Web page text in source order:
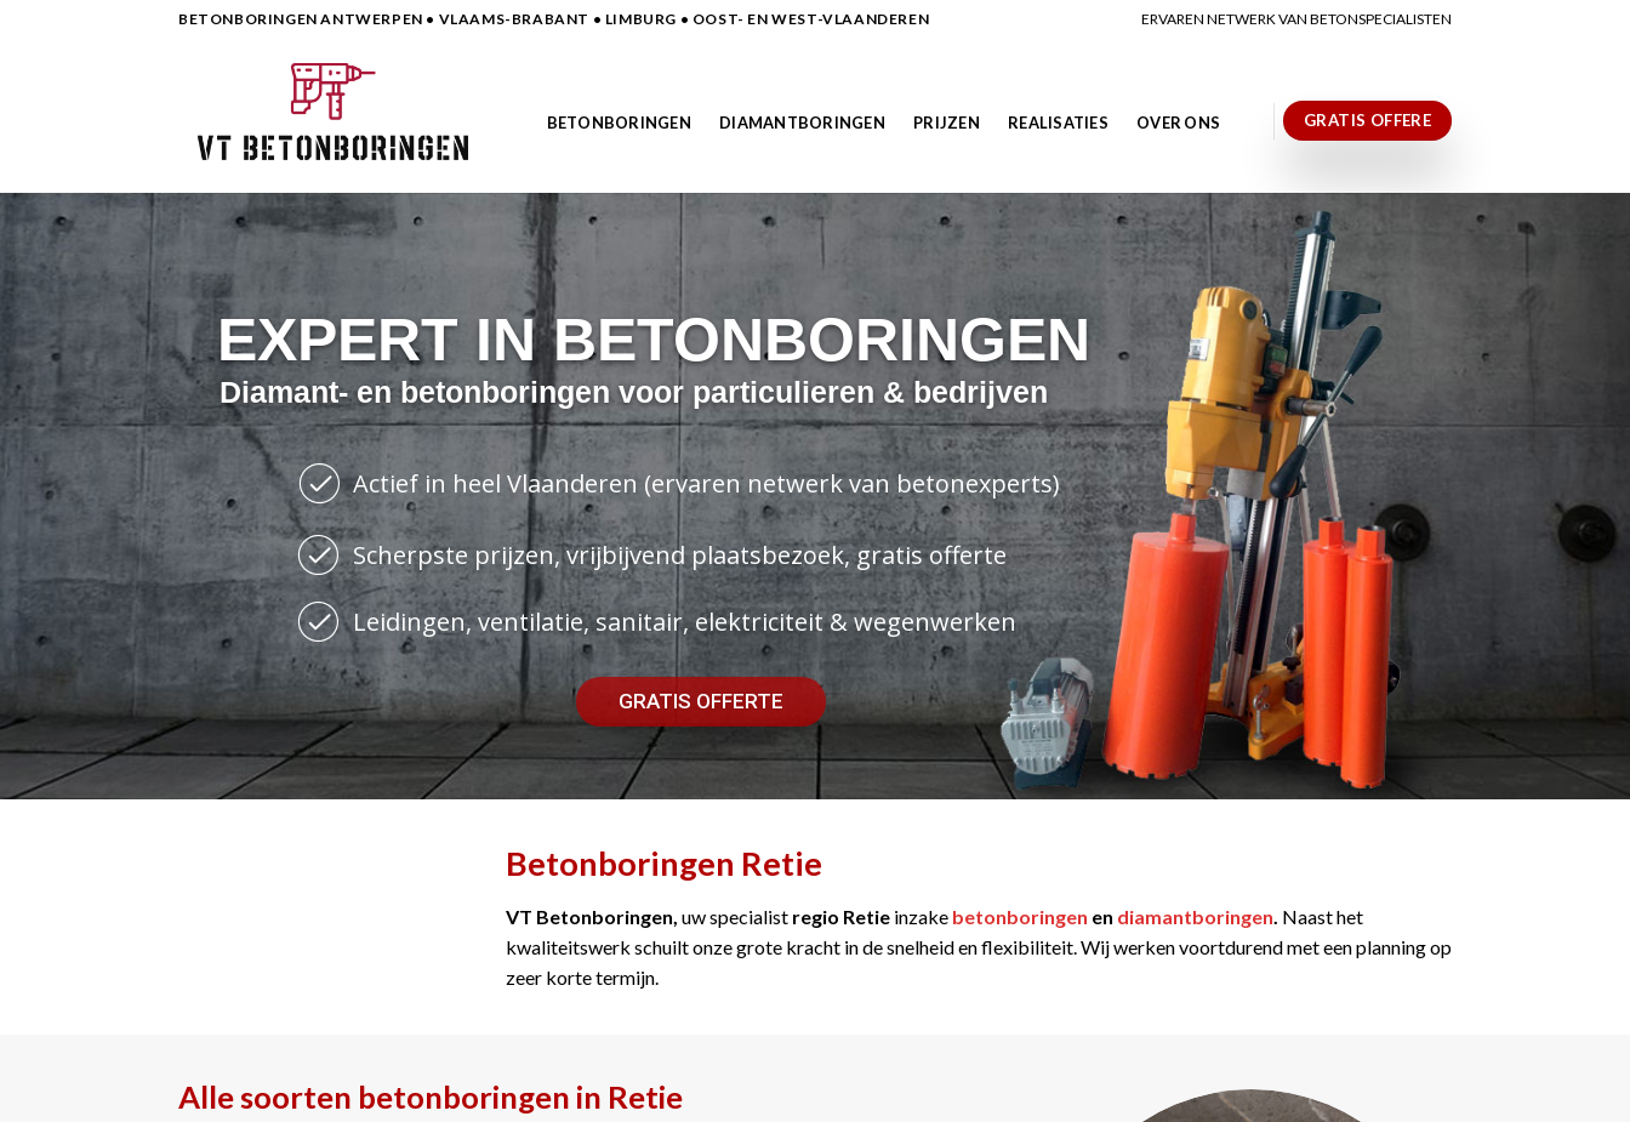
BETONBORINGEN ANTWERPEN • VLAAMS-BRABANT • LIMBURG • OOST- EN WEST-VLAANDEREN ERVAREN NETWERK VAN BETONSPECIALISTEN
BETONBORINGEN DIAMANTBORINGEN PRIJZEN REALISATIES OVER ONS GRATIS OFFERE
EXPERT IN BETONBORINGEN
Diamant- en betonboringen voor particulieren & bedrijven
Actief in heel Vlaanderen (ervaren netwerk van betonexperts)
Scherpste prijzen, vrijbijvend plaatsbezoek, gratis offerte
Leidingen, ventilatie, sanitair, elektriciteit & wegenwerken
GRATIS OFFERTE
Betonboringen Retie
VT Betonboringen, uw specialist regio Retie inzake betonboringen en diamantboringen Naast het
kwaliteitswerk schuilt onze grote kracht in de snelheid en flexibiliteit. Wij werken voortdurend met een planning op
zeer korte termijn.
Alle soorten betonboringen in Retie